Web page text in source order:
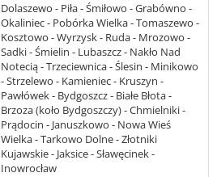
Dolaszewo - Piła - Śmiłowo - Grabówno -
Okaliniec - Pobórka Wielka - Tomaszewo -
Kosztowo - Wyrzysk - Ruda - Mrozowo -
Sadki - Śmielin - Lubaszcz - Nakło Nad
Notecią - Trzeciewnica - Ślesin - Minikowo
- Strzelewo - Kamieniec - Kruszyn -
Pawłówek - Bydgoszcz - Białe Błota -
Brzoza (koło Bydgoszczy) - Chmielniki -
Prądocin - Januszkowo - Nowa Wieś
Wielka - Tarkowo Dolne - Złotniki
Kujawskie - Jaksice - Sławęcinek -
Inowrocław